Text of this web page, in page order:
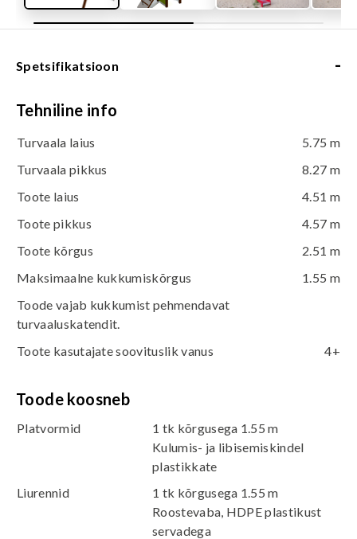
Spetsifikatsioon -
Tehniline info
Turvaala laius
5.75 m
Turvaala pikkus
8.27 m
Toote laius
4.51 m
Toote pikkus
4.57 m
Toote kõrgus
2.51 m
Maksimaalne kukkumiskõrgus
1.55 m
Toode vajab kukkumist pehmendavat
turvaaluskatendit.
Toote kasutajate soovituslik vanus
4+
Toode koosneb
Platvormid
1 tk kõrgusega 1.55 m
Kulumis- ja libisemiskindel
plastikkate
Liurennid
1 tk kõrgusega 1.55 m
Roostevaba, HDPE plastikust
servadega